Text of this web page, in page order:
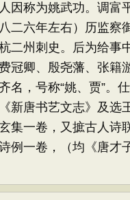
因称为姚武功。调富
二六年左右）历监察
二州刺史。后为给事
冠卿、殷尧藩、张籍
名，号称“姚、贾”。
新唐书艺文志》及选
集一卷，又摭古人诗
例一卷，（均《唐才